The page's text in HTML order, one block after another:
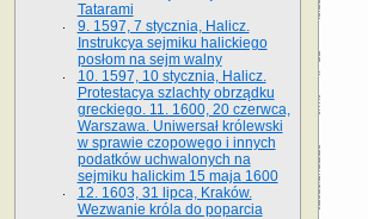
Tatarami
9. 1597, 7 stycznia, Halicz.
Instrukcya sejmiku halickiego
posłom na sejm walny
10. 1597, 10 stycznia, Halicz.
Protestacya szlachty obrządku
greckiego. 11. 1600, 20 czerwca,
Warszawa. Uniwersał królewski
w sprawie czopowego i innych
podatków uchwalonych na
sejmiku halickim 15 maja 1600
12. 1603, 31 lipca, Kraków.
Wezwanie króla do poparcia